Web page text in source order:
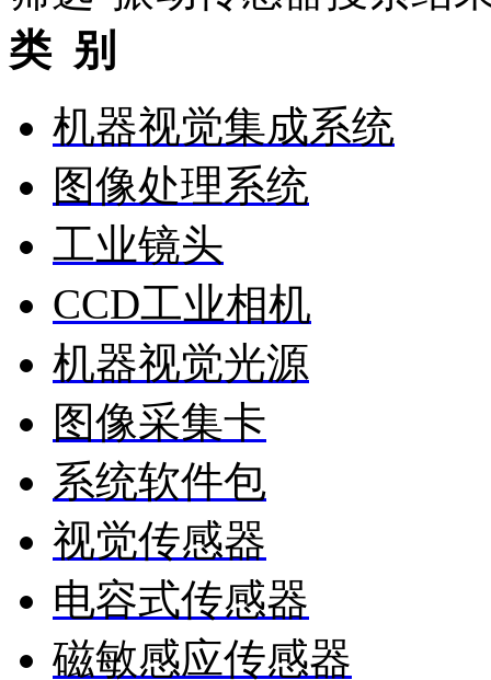
类 别
机器视觉集成系统
图像处理系统
工业镜头
CCD工业相机
机器视觉光源
图像采集卡
系统软件包
视觉传感器
电容式传感器
磁敏感应传感器